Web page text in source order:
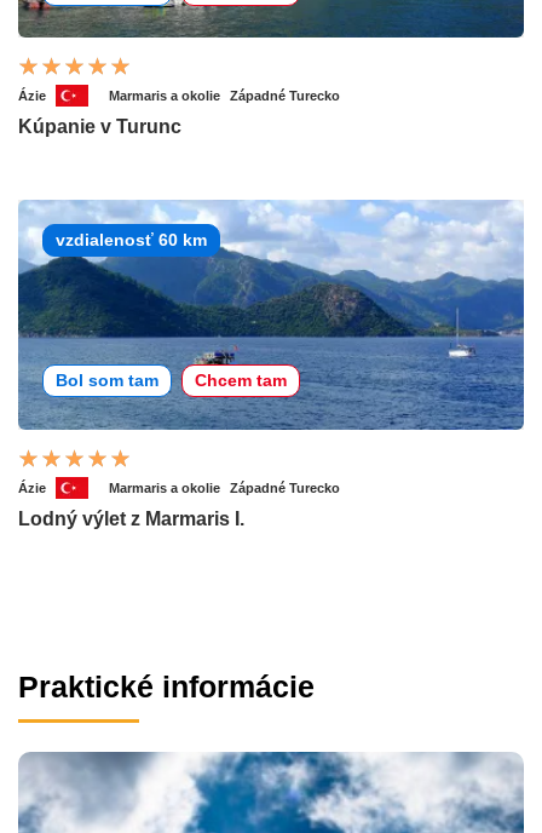
Ázie Marmaris a okolie Západné Turecko
Kúpanie v Turunc
vzdialenosť 60 km
Bol som tam Chcem tam
Ázie Marmaris a okolie Západné Turecko
Lodný výlet z Marmaris I.
Praktické informácie